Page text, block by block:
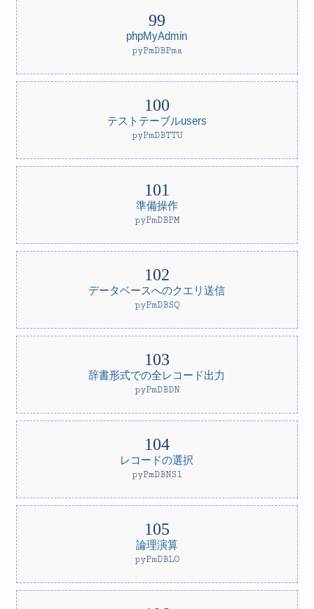
phpMyAdmin
pyPmDBPma
テストテーブルusers
pyPmDBTTU
準備操作
pyPmDBPM
データベースへのクエリ送信
pyPmDBSQ
辞書形式での全レコード出力
pyPmDBDN
レコードの選択
pyPmDBNSl
論理演算
pyPmDBLO